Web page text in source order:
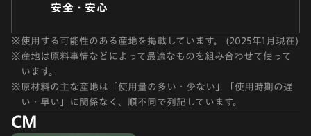
安全・安心
※使用する可能性のある産地を掲載しています。 (2025年1月現在)
※産地は原料事情などによって最適なものを組み合わせて使って
います。
※原材料の主な産地は「使用量の多い・少ない」「使用時期の遅
い・早い」に関係なく、順不同で列記しています。
CM